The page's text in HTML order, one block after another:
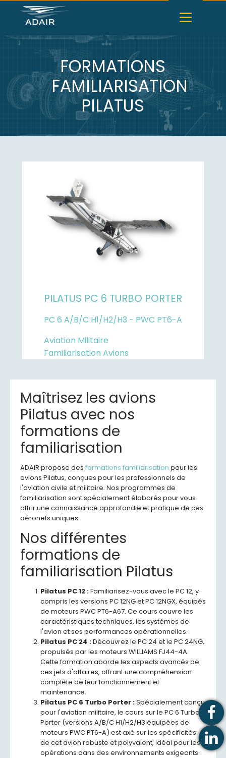
FORMATIONS
FAMILIARISATION
PILATUS
PILATUS PC 6 TURBO PORTER
PC 6 A/B/C H1/H2/H3 - PWC PT6-A
Aviation Militaire
Familiarisation Avions
Maîtrisez les avions
Pilatus avec nos
formations de
familiarisation
ADAIR propose des formations familiarisation pour les
avions Pilatus, conçues pour les professionnels de
l'aviation civile et militaire. Nos programmes de
familiarisation sont spécialement élaborés pour vous
offrir une connaissance approfondie et pratique de ces
aéronefs uniques.
Nos différentes
formations de
familiarisation Pilatus
Pilatus PC 12 :Familiarisez-vous avec le PC 12, y
compris les versions PC 12NG et PC 12NGX, équipés
de moteurs PWC PT6-A67. Ce cours couvre les
caractéristiques techniques, les systèmes de
l'avion et ses performances opérationnelles.
Pilatus PC 24 :Découvrez le PC 24 et le PC 24NG,
propulsés par les moteurs WILLIAMS FJ44-4A.
Cette formation aborde les aspects avancés de
ces jets d'affaires, offrant une compréhension
complète de leur fonctionnement et
maintenance.
Pilatus PC 6 Turbo Porter :Spécialement conçu
pour l'aviation militaire, le cours sur le PC 6 Turbo
Porter (versions A/B/C H1/H2/H3 équipées de
moteurs PWC PT6-A) est axé sur les spécificités
de cet avion robuste et polyvalent, idéal pour les
opérations dans des environnements exigeants.